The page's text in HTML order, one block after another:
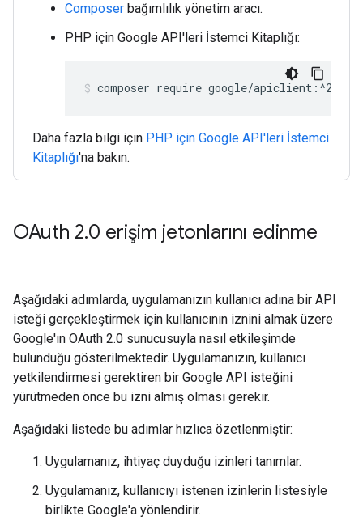
Composer bağımlılık yönetim aracı.
PHP için Google API'leri İstemci Kitaplığı:
composer require google/
Daha fazla bilgi için PHP için Google API'leri İstemci
Kitaplığı'na bakın.
OAuth 2.0 erişim jetonlarını edinme
Aşağıdaki adımlarda, uygulamanızın kullanıcı adına bir API
isteği gerçekleştirmek için kullanıcının iznini almak üzere
Google'ın OAuth 2.0 sunucusuyla nasıl etkileşimde
bulunduğu gösterilmektedir. Uygulamanızın, kullanıcı
yetkilendirmesi gerektiren bir Google API isteğini
yürütmeden önce bu izni almış olması gerekir.
Aşağıdaki listede bu adımlar hızlıca özetlenmiştir:
Uygulamanız, ihtiyaç duyduğu izinleri tanımlar.
Uygulamanız, kullanıcıyı istenen izinlerin listesiyle
birlikte Google'a yönlendirir.